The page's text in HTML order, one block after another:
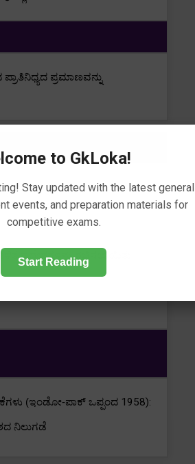
ಪ್ರಾತಿನಿಧ್ಯದ ಪ್ರಮಾಣವನ್ನು
ಪರಿಚಯಿಸಲಾಯಿತು
ಪ್ರದೇಶಗಳನ್ನು ರಚಿಸಲಾಯಿತು
(ಇಂಡೋ-ಪಾಕ್ ಒಪ್ಪಂದ 1958):
ನಿಲುಗಡೆ
to GkLoka!
Stay updated with the latest general
events, and preparation materials for
competitive exams.
Start Reading